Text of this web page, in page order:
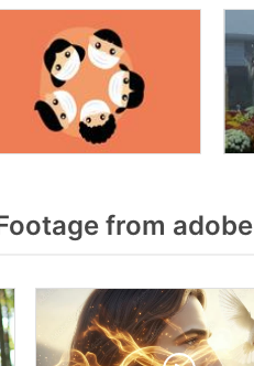
from adobe